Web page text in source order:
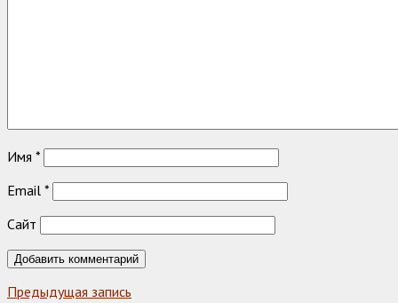
Имя *
Email *
Сайт
Предыдущая запись